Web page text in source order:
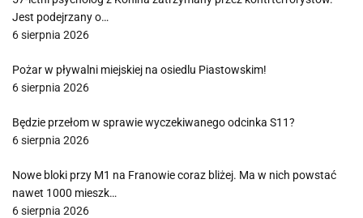
Jest podejrzany o…
6 sierpnia 2026
Pożar w pływalni miejskiej na osiedlu Piastowskim!
6 sierpnia 2026
Będzie przełom w sprawie wyczekiwanego odcinka S11?
6 sierpnia 2026
Nowe bloki przy M1 na Franowie coraz bliżej. Ma w nich powstać
nawet 1000 mieszk…
6 sierpnia 2026